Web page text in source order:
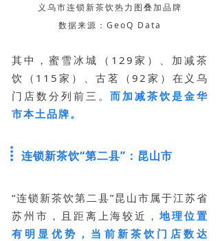
义乌市连锁新茶饮热力图叠加品牌
数据来源：GeoQ Data
其中，蜜雪冰城（129家）、加减茶
饮（115家）、古茗（92家）在义乌
门店数分列前三。而加减茶饮是金华
市本土品牌。
连锁新茶饮“第二县”：昆山市
“连锁新茶饮第二县”昆山市属于江苏省
苏州市，且距离上海较近，地理位置
有明显优势，当前新茶饮门店数达